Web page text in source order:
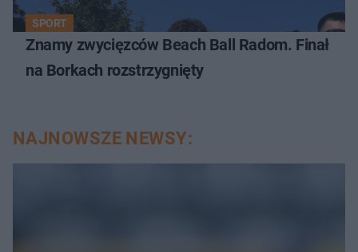
SPORT
Znamy zwycięzców Beach Ball Radom. Finał
na Borkach rozstrzygnięty
NAJNOWSZE NEWSY: